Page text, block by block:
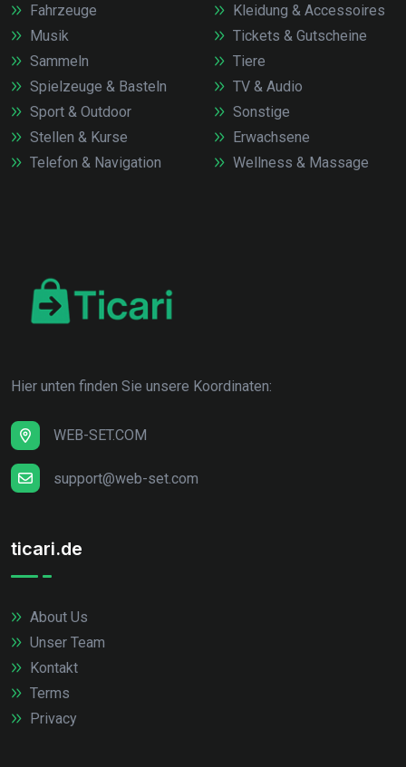
Fahrzeuge
Kleidung & Accessoires
Musik
Sammeln
Spielzeuge & Basteln
Sport & Outdoor
Stellen & Kurse
Telefon & Navigation
Tickets & Gutscheine
Tiere
TV & Audio
Sonstige
Erwachsene
Wellness & Massage
Hier unten finden Sie unsere Koordinaten:
WEB-SET.COM
support@web-set.com
ticari.de
About Us
Unser Team
Kontakt
Terms
Privacy